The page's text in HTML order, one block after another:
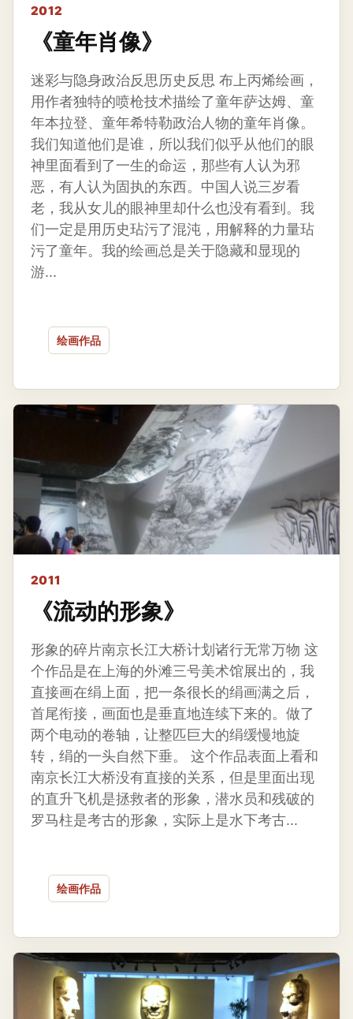
2012
《童年肖像》
迷彩与隐身政治反思历史反思 布上丙烯绘画，
用作者独特的喷枪技术描绘了童年萨达姆、童
年本拉登、童年希特勒政治人物的童年肖像。
我们知道他们是谁，所以我们似乎从他们的眼
神里面看到了一生的命运，那些有人认为邪
恶，有人认为固执的东西。中国人说三岁看
老，我从女儿的眼神里却什么也没有看到。我
们一定是用历史玷污了混沌，用解释的力量玷
污了童年。我的绘画总是关于隐藏和显现的
游...
绘画作品
2011
《流动的形象》
形象的碎片南京长江大桥计划诸行无常万物 这
个作品是在上海的外滩三号美术馆展出的，我
直接画在绢上面，把一条很长的绢画满之后，
首尾衔接，画面也是垂直地连续下来的。做了
两个电动的卷轴，让整匹巨大的绢缓慢地旋
转，绢的一头自然下垂。 这个作品表面上看和
南京长江大桥没有直接的关系，但是里面出现
的直升飞机是拯救者的形象，潜水员和残破的
罗马柱是考古的形象，实际上是水下考古...
绘画作品